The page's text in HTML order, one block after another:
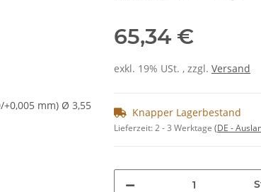
65,34 €
exkl. 19% USt. , zzgl. Versand
Knapper Lagerbestand
Lieferzeit:2 - 3 Werktage (DE -